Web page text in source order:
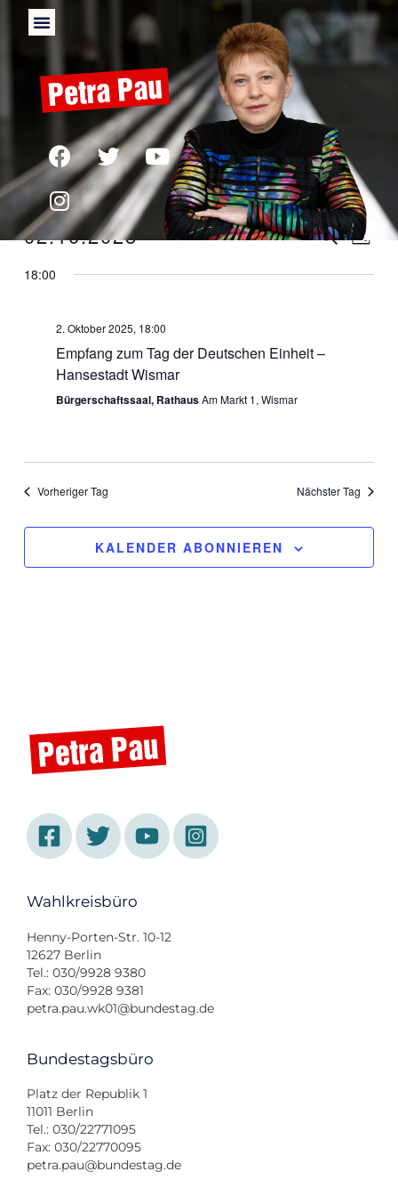
Suche
SUCHE
TAG
02.10.2025
wählen.
18:00
2. Oktober 2025, 18:00
Empfang zum Tag der Deutschen Einheit –
Hansestadt Wismar
Bürgerschaftssaal, RathausAm Markt 1, Wismar
Vorheriger Tag Nächster Tag
KALENDER ABONNIEREN
Wahlkreisbüro
Henny-Porten-Str. 10-12
12627 Berlin
Tel.: 030/9928 9380
Fax: 030/9928 9381
petra.pau.wk01@bundestag.de
Bundestagsbüro
Platz der Republik 1
11011 Berlin
Tel.: 030/22771095
Fax: 030/22770095
petra.pau@bundestag.de